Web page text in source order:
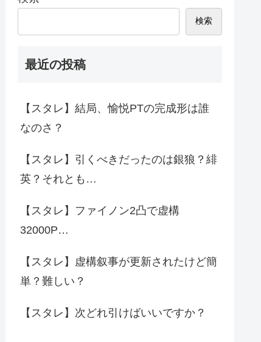
検索
最近の投稿
【スタレ】結局、愉悦PTの完成形は誰
なのさ？
【スタレ】引くべきだったのは銀狼？緋
英？それとも…
【スタレ】ファイノン2凸で虚構
32000P…
【スタレ】虚構叙事が更新されたけど簡
単？難しい？
【スタレ】次どれ引けばいいですか？